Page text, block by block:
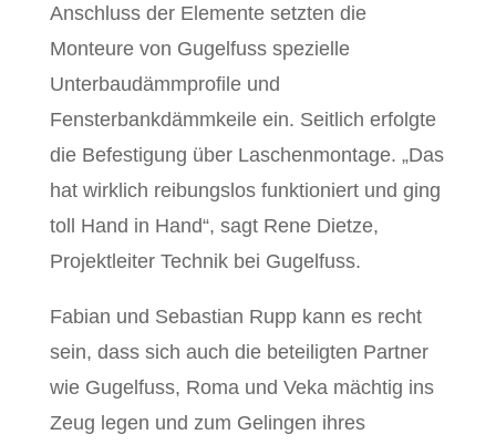
Anschluss der Elemente setzten die
Monteure von Gugelfuss spezielle
Unterbaudämmprofile und
Fensterbankdämmkeile ein. Seitlich erfolgte
die Befestigung über Laschenmontage. „Das
hat wirklich reibungslos funktioniert und ging
toll Hand in Hand“, sagt Rene Dietze,
Projektleiter Technik bei Gugelfuss.
Fabian und Sebastian Rupp kann es recht
sein, dass sich auch die beteiligten Partner
wie Gugelfuss, Roma und Veka mächtig ins
Zeug legen und zum Gelingen ihres